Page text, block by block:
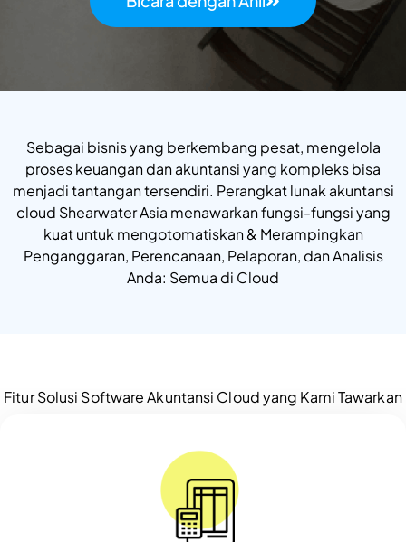
Sebagai bisnis yang berkembang pesat, mengelola
proses keuangan dan akuntansi yang kompleks bisa
menjadi tantangan tersendiri. Perangkat lunak akuntansi
cloud Shearwater Asia menawarkan fungsi-fungsi yang
kuat untuk mengotomatiskan & Merampingkan
Penganggaran, Perencanaan, Pelaporan, dan Analisis
Anda: Semua di Cloud
Fitur Solusi Software Akuntansi Cloud yang Kami Tawarkan